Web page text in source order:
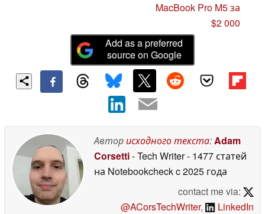
MacBook Pro M5 за
$2 000
Add as a preferred
source on Google
Авторисходного текста:Adam
Corsetti- Tech Writer- 1477 статей
на Notebookcheckc 2025 года
contact me via:
@ACorsTechWriter, LinkedIn